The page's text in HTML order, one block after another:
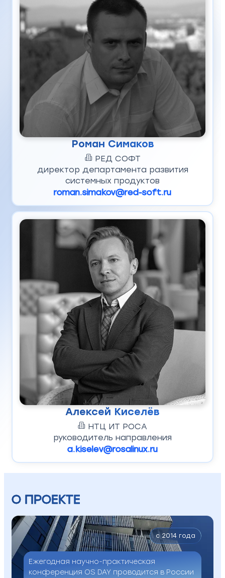
Роман Симаков
РЕД СОФТ
директор департамента развития
системных продуктов
roman.simakov@red-soft.ru
Алексей Киселёв
НТЦ ИТ РОСА
руководитель направления
a.kiselev@rosalinux.ru
О ПРОЕКТЕ
c 2014 года
Ежегодная научно-практическая
конференция OS DAY проводится в России